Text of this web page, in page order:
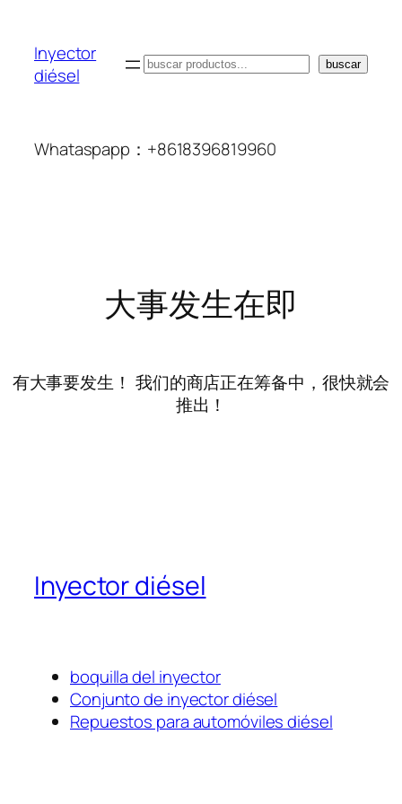
Inyector
diésel
搜
buscar
Whataspapp：+8618396819960
大事发生在即
有大事要发生！ 我们的商店正在筹备中，很快就会
推出！
Inyector diésel
boquilla del inyector
Conjunto de inyector diésel
Repuestos para automóviles diésel